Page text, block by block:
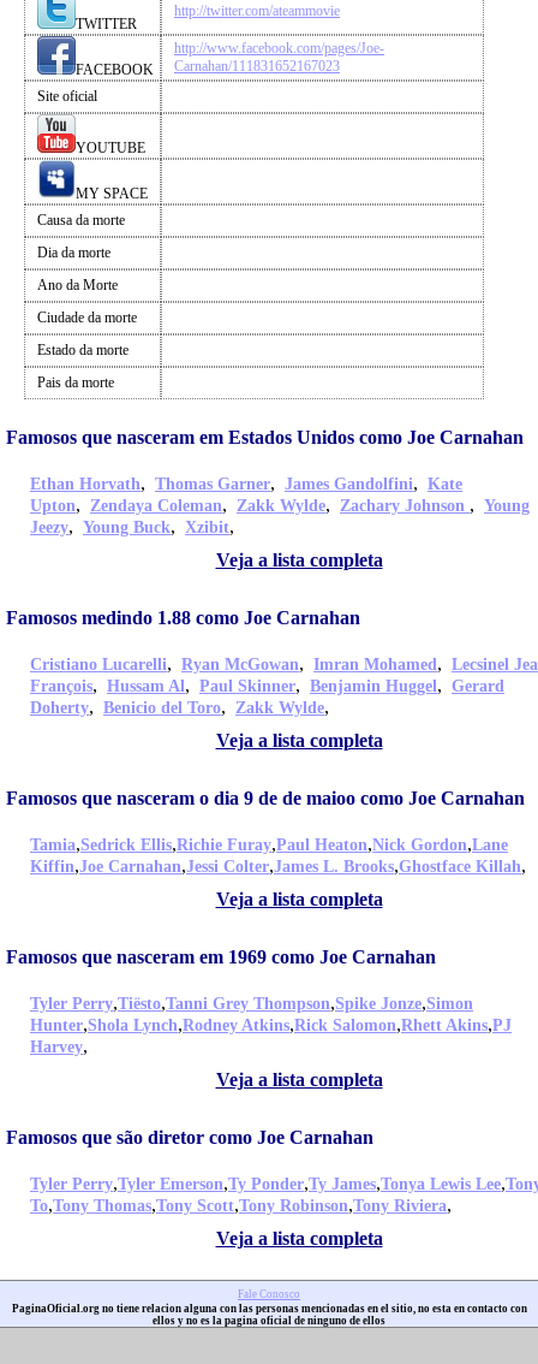
TWITTER
http://twitter.com/ateammovie
FACEBOOK
http://www.facebook.com/pages/Joe-
Carnahan/111831652167023
Site oficial
YOUTUBE
MY SPACE
Causa da morte
Dia da morte
Ano da Morte
Ciudade da morte
Estado da morte
Pais da morte
Famosos que nasceram em Estados Unidos como Joe Carnahan
Ethan Horvath, Thomas Garner, James Gandolfini, Kate
Upton, Zendaya Coleman, Zakk Wylde, Zachary Johnson , Young
Jeezy, Young Buck, Xzibit,
Veja a lista completa
Famosos medindo 1.88 como Joe Carnahan
Cristiano Lucarelli, Ryan McGowan, Imran Mohamed, Lecsinel
François, Hussam Al, Paul Skinner, Benjamin Huggel, Gerard
Doherty, Benicio del Toro, Zakk Wylde,
Veja a lista completa
Famosos que nasceram o dia 9 de de maioo como Joe Carnahan
Tamia,Sedrick Ellis,Richie Furay,Paul Heaton,Nick Gordon,Lane
Kiffin,Joe Carnahan,Jessi Colter,James L. Brooks,Ghostface Killah,
Veja a lista completa
Famosos que nasceram em 1969 como Joe Carnahan
Tyler Perry,Tiësto,Tanni Grey Thompson,Spike Jonze,Simon
Hunter,Shola Lynch,Rodney Atkins,Rick Salomon,Rhett Akins,PJ
Harvey,
Veja a lista completa
Famosos que são diretor como Joe Carnahan
Tyler Perry,Tyler Emerson,Ty Ponder,Ty James,Tonya Lewis Lee,
To,Tony Thomas,Tony Scott,Tony Robinson,Tony Riviera,
Veja a lista completa
Fale Conosco
PaginaOficial.org no tiene relacion alguna con las personas mencionadas en el sitio, no esta en contacto con
ellos y no es la pagina oficial de ninguno de ellos